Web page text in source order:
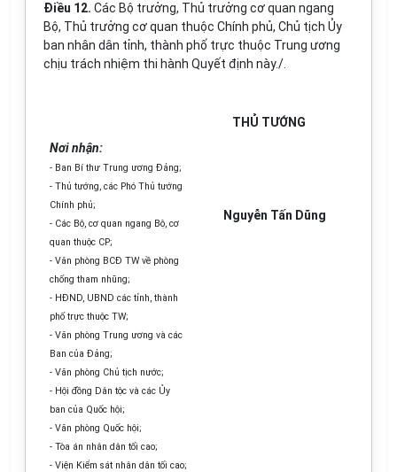
Điều 12. Các Bộ trưởng, Thủ trưởng cơ quan ngang
Bộ, Thủ trưởng cơ quan thuộc Chính phủ, Chủ tịch Ủy
ban nhân dân tỉnh, thành phố trực thuộc Trung ương
chịu trách nhiệm thi hành Quyết định này./.
Nơi nhận:
- Ban Bí thư Trung ương Đảng;
- Thủ tướng, các Phó Thủ tướng
Chính phủ;
- Các Bộ, cơ quan ngang Bộ, cơ
quan thuộc CP;
- Văn phòng BCĐ TW về phòng
chống tham nhũng;
- HĐND, UBND các tỉnh, thành
phố trực thuộc TW;
- Văn phòng Trung ương và các
Ban của Đảng;
- Văn phòng Chủ tịch nước;
- Hội đồng Dân tộc và các Ủy
ban của Quốc hội;
- Văn phòng Quốc hội;
- Tòa án nhân dân tối cao;
- Viện Kiểm sát nhân dân tối cao;
THỦ TƯỚNG
Nguyễn Tấn Dũng